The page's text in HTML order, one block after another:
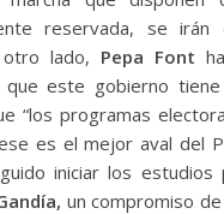
reservada, se irán
lado, Pepa Font
que este gobierno
“los programas
es el mejor aval del
iniciar los estudios
un compromiso de